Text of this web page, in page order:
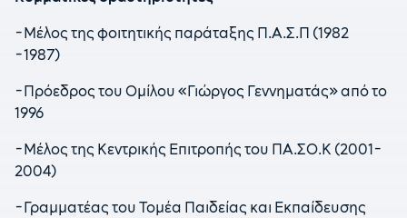
-Μέλος της φοιτητικής παράταξης Π.Α.Σ.Π (1982
-1987)
-Πρόεδρος του Ομίλου «Γιώργος Γεννηματάς» από το
1996
-Mέλος της Κεντρικής Επιτροπής του ΠΑ.ΣΟ.Κ (2001-
2004)
-Γραμματέας του Τομέα Παιδείας και Εκπαίδευσης